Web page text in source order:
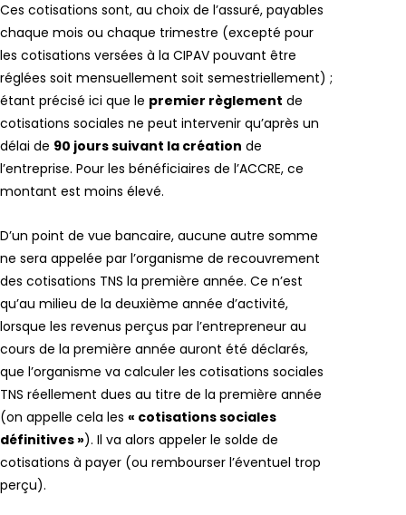
Ces cotisations sont, au choix de l’assuré, payables
chaque mois ou chaque trimestre (excepté pour
les cotisations versées à la CIPAV pouvant être
réglées soit mensuellement soit semestriellement) ;
étant précisé ici que le premier règlement de
cotisations sociales ne peut intervenir qu’après un
délai de 90 jours suivant la création de
l’entreprise. Pour les bénéficiaires de l’ACCRE, ce
montant est moins élevé.
D’un point de vue bancaire, aucune autre somme
ne sera appelée par l’organisme de recouvrement
des cotisations TNS la première année. Ce n’est
qu’au milieu de la deuxième année d’activité,
lorsque les revenus perçus par l’entrepreneur au
cours de la première année auront été déclarés,
que l’organisme va calculer les cotisations sociales
TNS réellement dues au titre de la première année
(on appelle cela les « cotisations sociales
définitives »). Il va alors appeler le solde de
cotisations à payer (ou rembourser l’éventuel trop
perçu).